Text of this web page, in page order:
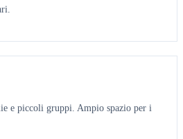
e piccoli gruppi. Ampio spazio per i